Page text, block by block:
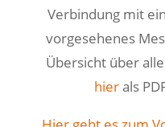
Verbindung mit
vorgesehenes
Übersicht über
hierals